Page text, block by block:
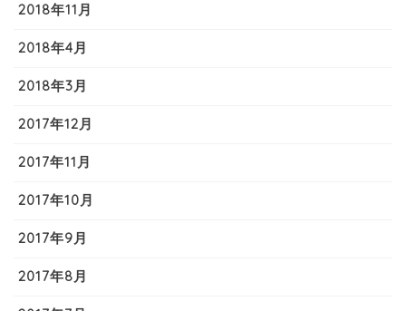
2018年11月
2018年4月
2018年3月
2017年12月
2017年11月
2017年10月
2017年9月
2017年8月